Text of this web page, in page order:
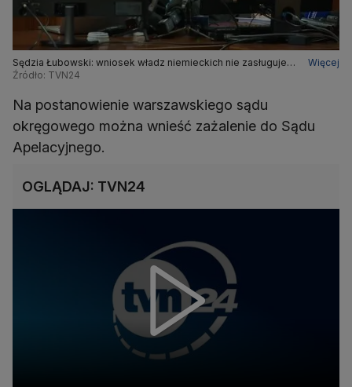
Sędzia Łubowski: wniosek władz niemieckich nie zasługuje
na uwzględnienie
Więcej
Źródło: TVN24
Na postanowienie warszawskiego sądu
okręgowego można wnieść zażalenie do Sądu
Apelacyjnego.
OGLĄDAJ: TVN24